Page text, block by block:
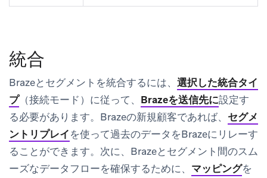
統合
Brazeとセグメントを統合するには、 選択した統合タイ
プ（接続モード）に従って、 Brazeを送信先に設定す
る必要があります。Brazeの新規顧客であれば、 セグメ
ントリプレイを使って過去のデータをBrazeにリレーす
ることができます。次に、Brazeとセグメント間のスム
ーズなデータフローを確保するために、 マッピングを